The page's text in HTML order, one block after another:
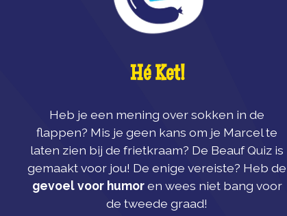
Hé Ket!
Heb je een mening over sokken in de
flappen? Mis je geen kans om je Marcel te
laten zien bij de frietkraam? De Beauf Quiz is
gemaakt voor jou! De enige vereiste? Heb de
gevoel voor humoren wees niet bang voor
de tweede graad!